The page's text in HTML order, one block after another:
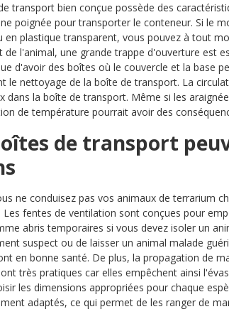
transport bien conçue possède des
poignée pour transporter le conteneur. Si le
en plastique transparent, vous pouvez à tout
de l'animal, une grande trappe d'ouverture est
d'avoir des boîtes où le couvercle et la base
le nettoyage de la boîte de transport. La
dans la boîte de transport. Même si les
de température pourrait avoir des
de transport
ne conduisez pas vos animaux de terrarium
Les fentes de ventilation sont conçues pour
abris temporaires si vous devez isoler un
suspect ou de laisser un animal malade
en bonne santé. De plus, la propagation de
très pratiques car elles empêchent ainsi
les dimensions appropriées pour chaque
adaptés, ce qui permet de les ranger de